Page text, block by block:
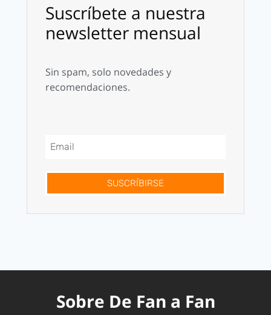
Suscríbete a nuestra
newsletter mensual
Sin spam, solo novedades y
recomendaciones.
SUSCRÍBIRSE
Sobre De Fan a Fan